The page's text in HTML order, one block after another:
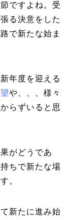
ですよね。受
る決意をした
で新たな始ま
年度を迎える
や、、、様々
らずいると思
がどうであ
ちで新たな場
。
新たに進み始